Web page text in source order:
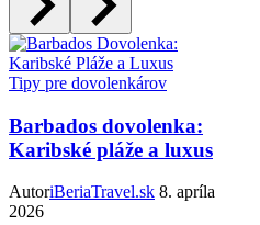
Tipy pre dovolenkárov
Barbados dovolenka:
Karibské pláže a luxus
AutoriBeriaTravel.sk 8. apríla
2026